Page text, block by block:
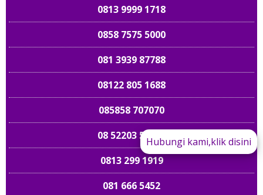
089 661 898989
Hubungi kami,klik disini
0813 9999 1718
0858 7575 5000
081 3939 87788
08122 805 1688
085858 707070
08 52203 52203
0813 299 1919
081 666 5452